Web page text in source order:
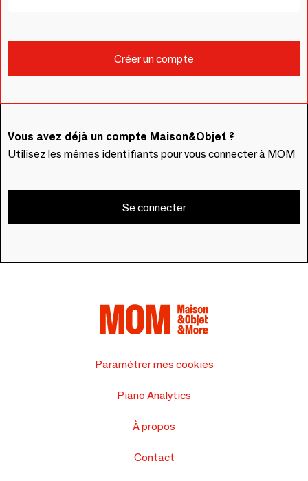
Vous avez déjà un compte Maison&Objet ?
Utilisez les mêmes identifiants pour vous connecter à MOM
Se connecter
Paramétrer mes cookies
Piano Analytics
À propos
Contact